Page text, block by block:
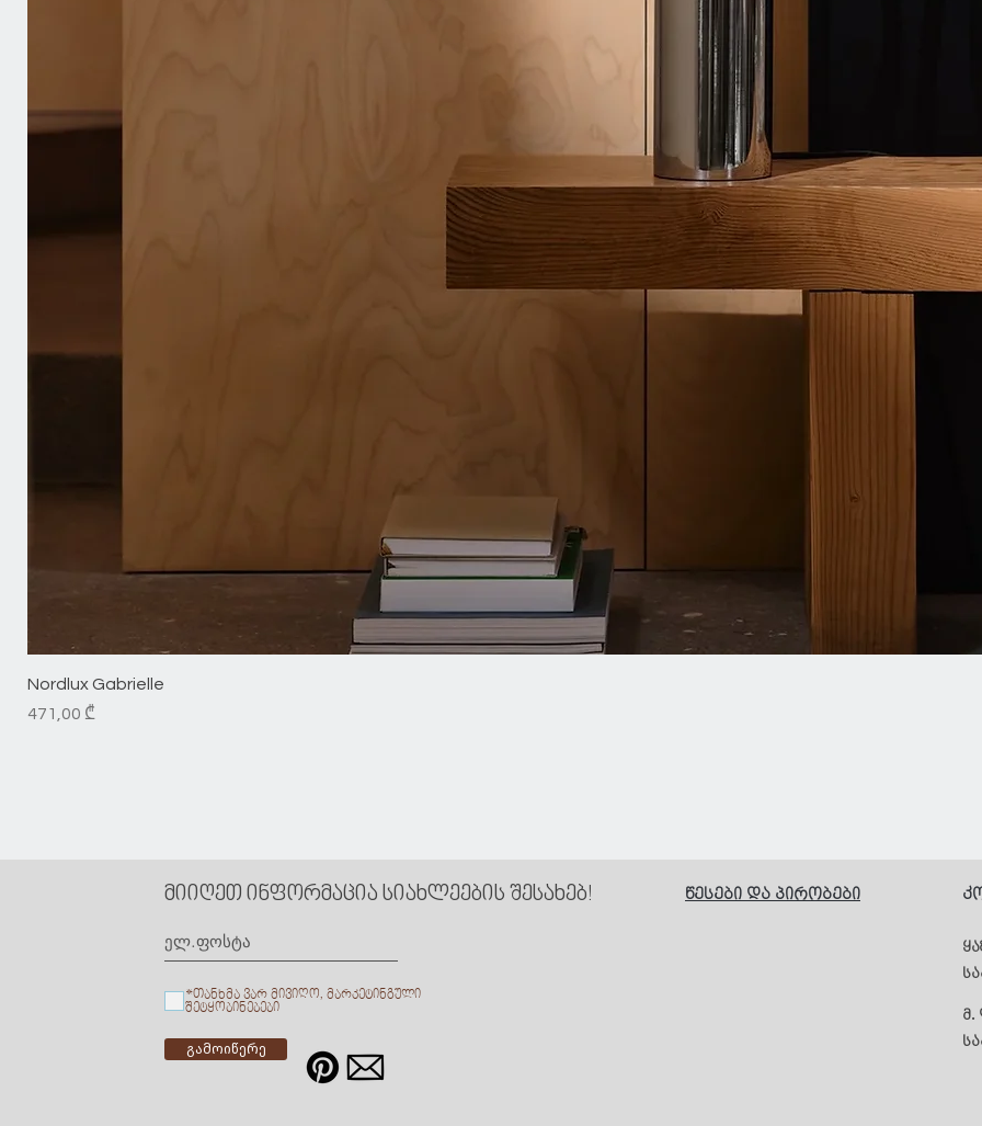
Nordlux Gabrielle
Price
471,00 ₾
მიიღეთ ინფორმაცია სიახლეების შესახებ!
*თანხმა ვარ მივიღო, მარკეტინგული
შეტყობინებები
გამოიწერე
წესები და პირობები
მ.